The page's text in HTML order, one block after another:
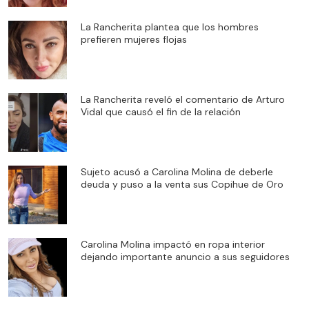
La Rancherita plantea que los hombres
prefieren mujeres flojas
La Rancherita reveló el comentario de Arturo
Vidal que causó el fin de la relación
Sujeto acusó a Carolina Molina de deberle
deuda y puso a la venta sus Copihue de Oro
Carolina Molina impactó en ropa interior
dejando importante anuncio a sus seguidores